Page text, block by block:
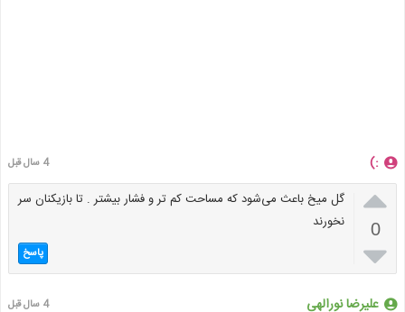
:) 4 سال قبل

0

گل میخ باعث می‌شود که مساحت کم تر و فشار بیشتر . تا بازیکنان سر
نخورند
پاسخ
علیرضا نورالهی 4 سال قبل